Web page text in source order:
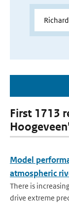
First 1713
Model
atmospheric
There is
drive extreme